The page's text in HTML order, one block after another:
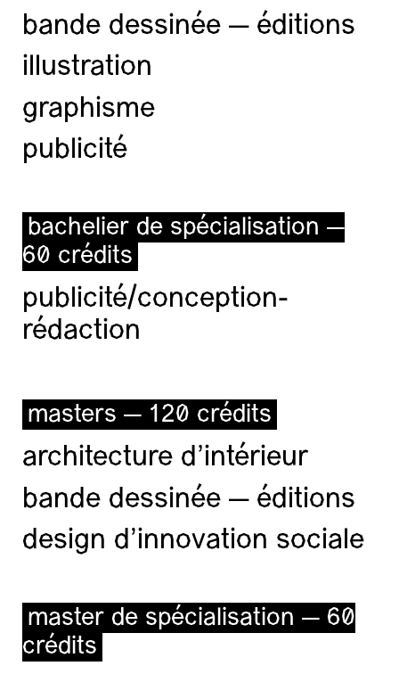
bande dessinée — éditions
illustration
graphisme
publicité
bachelier de spécialisation —
60 crédits
publicité/conception-
rédaction
masters — 120 crédits
architecture d’intérieur
bande dessinée — éditions
design d'innovation sociale
master de spécialisation — 60
crédits